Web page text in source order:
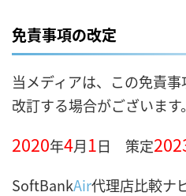
免責事項の改定
当メディアは、この免責
改訂する場合がございます。
2020年4月1日 策定
SoftBankAir代理店比較ナ